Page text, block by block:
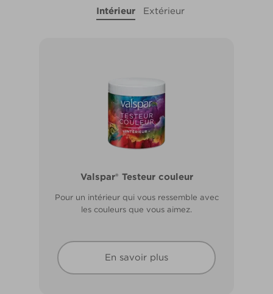
Intérieur Extérieur
Valspar® Testeur couleur
Pour un intérieur qui vous ressemble avec
les couleurs que vous aimez.
En savoir plus
Valspar® Pro Extérieur Boiseries et
Résiste aux fissures et à l’écaillage. Résiste